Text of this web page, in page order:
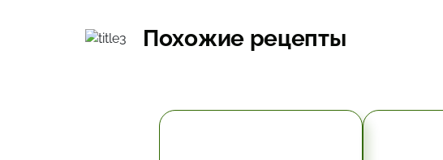
Похожие рецепты